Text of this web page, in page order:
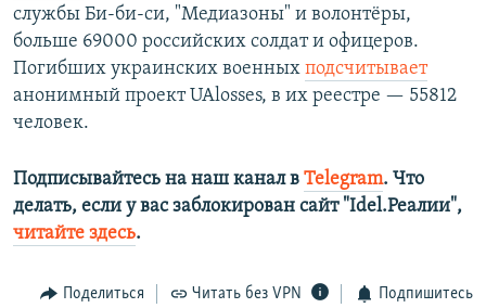
службы Би-би-си, "Медиазоны" и волонтёры,
больше 69000 российских солдат и офицеров.
Погибших украинских военных подсчитывает
анонимный проект UAlosses, в их реестре — 55812
человек.
Подписывайтесь на наш канал в Telegram. Что
делать, если у вас заблокирован сайт "Idel.Реалии",
читайте здесь.
Поделиться Читать без VPN Подпишитесь